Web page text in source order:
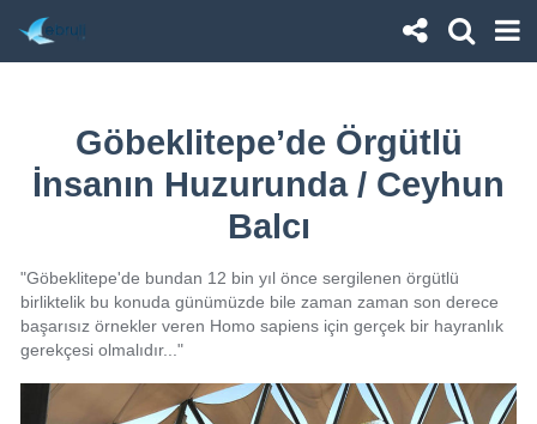
Göbeklitepe’de Örgütlü
İnsanın Huzurunda / Ceyhun
Balcı
"Göbeklitepe'de bundan 12 bin yıl önce sergilenen örgütlü
birliktelik bu konuda günümüzde bile zaman zaman son derece
başarısız örnekler veren Homo sapiens için gerçek bir hayranlık
gerekçesi olmalıdır..."